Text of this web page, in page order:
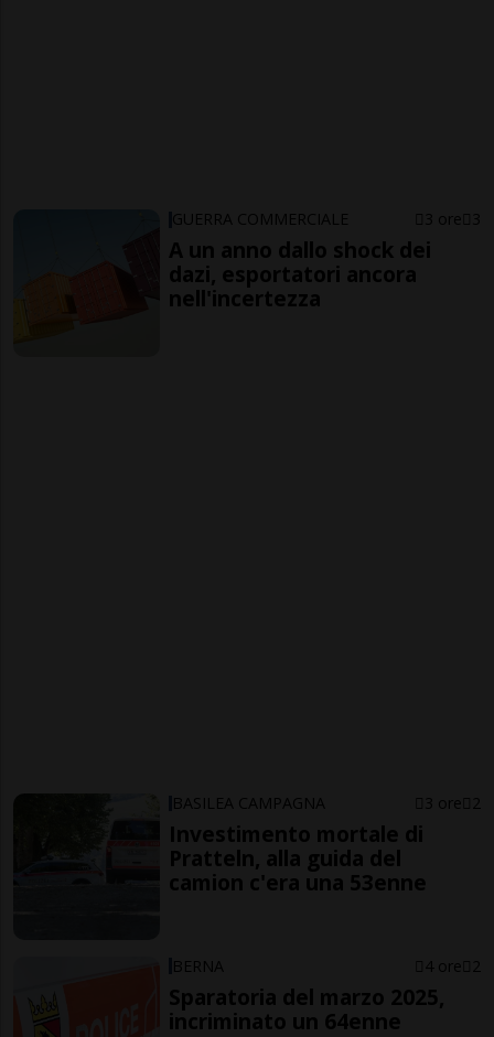
GUERRA COMMERCIALE 3 ore 3
A un anno dallo shock dei
dazi, esportatori ancora
nell'incertezza
BASILEA CAMPAGNA 3 ore 2
Investimento mortale di
Pratteln, alla guida del
camion c'era una 53enne
BERNA 4 ore 2
Sparatoria del marzo 2025,
incriminato un 64enne